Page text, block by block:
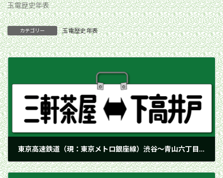
玉電歴史年表
カテゴリー 玉電歴史年表
東京高速鉄道（現：東京メトロ銀座線）渋谷〜青山六丁目間が開通、渋谷駅で玉電ビルに乗入れ開始
1938年12月20日